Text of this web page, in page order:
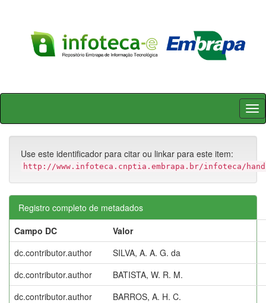
Skip
Use este identificador para citar ou linkar para este item:
http://www.infoteca.cnptia.embrapa.br/infoteca/
Registro completo de metadados
Campo DC
Valor
dc.contributor.author
SILVA, A. A. G. da
dc.contributor.author
BATISTA, W. R. M.
dc.contributor.author
BARROS, A. H. C.